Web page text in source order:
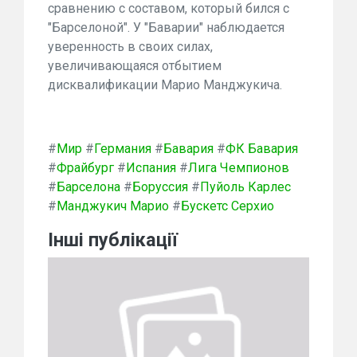
сравнению с составом, который бился с
"Барселоной". У "Баварии" наблюдается
уверенность в своих силах,
увеличивающаяся отбытием
дисквалификации Марио Манджукича.
#Мир #Германия #Бавария #ФК Бавария
#Фрайбург #Испания #Лига Чемпионов
#Барселона #Боруссия #Пуйоль Карлес
#Манджукич Марио #Бускетс Серхио
Інші публікації